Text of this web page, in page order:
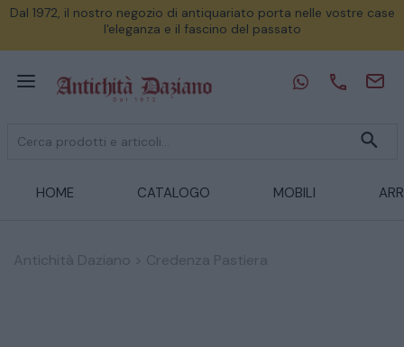
Dal 1972, il nostro negozio di antiquariato porta nelle vostre case
l'eleganza e il fascino del passato
HOME CATALOGO MOBILI
Antichità Daziano Credenza Pastiera